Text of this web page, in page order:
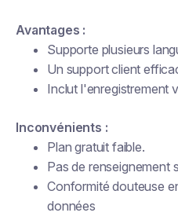
Avantages :
Supporte plusieurs
Un support client
Inclut l'enregistrement
Inconvénients :
Plan gratuit faible.
Pas de renseignement
Conformité douteuse
données